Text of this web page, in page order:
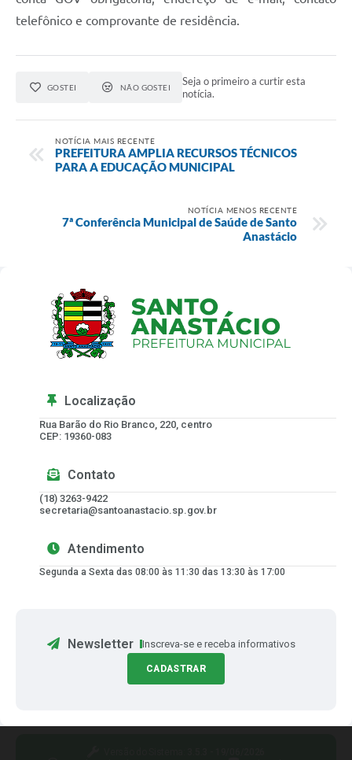
telefônico e comprovante de residência.
GOSTEI NÃO GOSTEI
Seja o primeiro a curtir esta
notícia.
NOTÍCIA MAIS RECENTE
PREFEITURA AMPLIA RECURSOS TÉCNICOS
PARA A EDUCAÇÃO MUNICIPAL
NOTÍCIA MENOS RECENTE
7ª Conferência Municipal de Saúde de Santo
Anastácio
Localização
Rua Barão do Rio Branco, 220, centro
CEP: 19360-083
Contato
(18) 3263-9422
secretaria@santoanastacio.sp.gov.br
Atendimento
Segunda a Sexta das 08:00 às 11:30 das 13:30 às 17:00
Newsletter Inscreva-se e receba informativos
CADASTRAR